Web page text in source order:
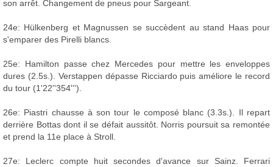
son arrêt. Changement de pneus pour Sargeant.
24e: Hülkenberg et Magnussen se succèdent au stand Haas pour
s'emparer des Pirelli blancs.
25e: Hamilton passe chez Mercedes pour mettre les enveloppes
dures (2.5s.). Verstappen dépasse Ricciardo puis améliore le record
du tour (1'22''354''').
26e: Piastri chausse à son tour le composé blanc (3.3s.). Il repart
derrière Bottas dont il se défait aussitôt. Norris poursuit sa remontée
et prend la 11e place à Stroll.
27e: Leclerc compte huit secondes d'avance sur Sainz. Ferrari